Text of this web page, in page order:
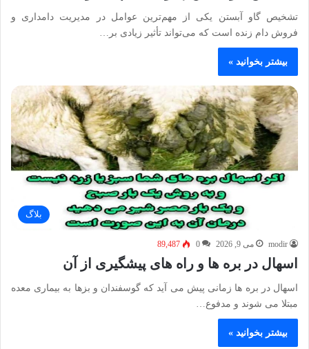
تشخیص گاو آبستن یکی از مهم‌ترین عوامل در مدیریت دامداری و
فروش دام زنده است که می‌تواند تأثیر زیادی بر…
بیشتر بخوانید »
بلاگ
modir می 9, 2026 0
89,487
اسهال در بره ها و راه های پیشگیری از آن
اسهال در بره ها زمانی پیش می آید که گوسفندان و بزها به بیماری معده
مبتلا می شوند و مدفوع…
بیشتر بخوانید »